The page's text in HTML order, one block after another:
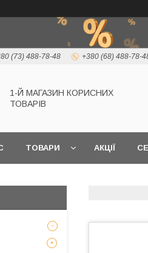
(73) 488-78-48 +380 (68) 488-78-
1-Й МАГАЗИН КОРИСНИХ
ТОВАРІВ
ТОВАРИ АКЦІЇ